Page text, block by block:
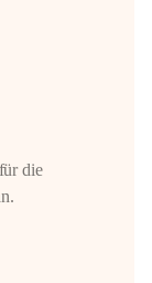
die